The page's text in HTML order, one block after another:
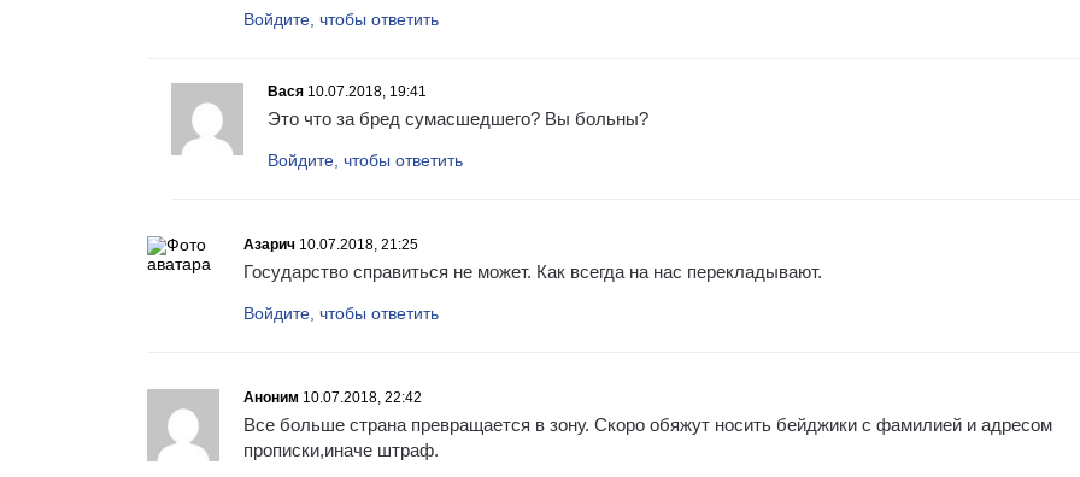
Войдите, чтобы ответить
Вася 10.07.2018, 19:41
Это что за бред сумасшедшего? Вы больны?
Войдите, чтобы ответить
Азарич 10.07.2018, 21:25
Государство справиться не может. Как всегда на нас перекладывают.
Войдите, чтобы ответить
Аноним 10.07.2018, 22:42
Все больше страна превращается в зону. Скоро обяжут носить бейджики с фамилией и адресом
прописки,иначе штраф.